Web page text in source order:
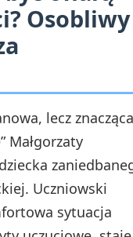
Osobliwy
lecz znacząca
Małgorzaty
Uczniowski
sytuacja